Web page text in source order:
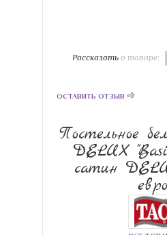
Рассказать о товаре:
ОСТАВИТЬ ОТЗЫВ
Постельное
DELUX
сатин
евро